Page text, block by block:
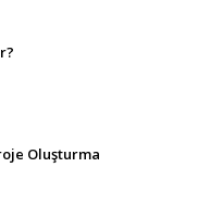
Oluşturma